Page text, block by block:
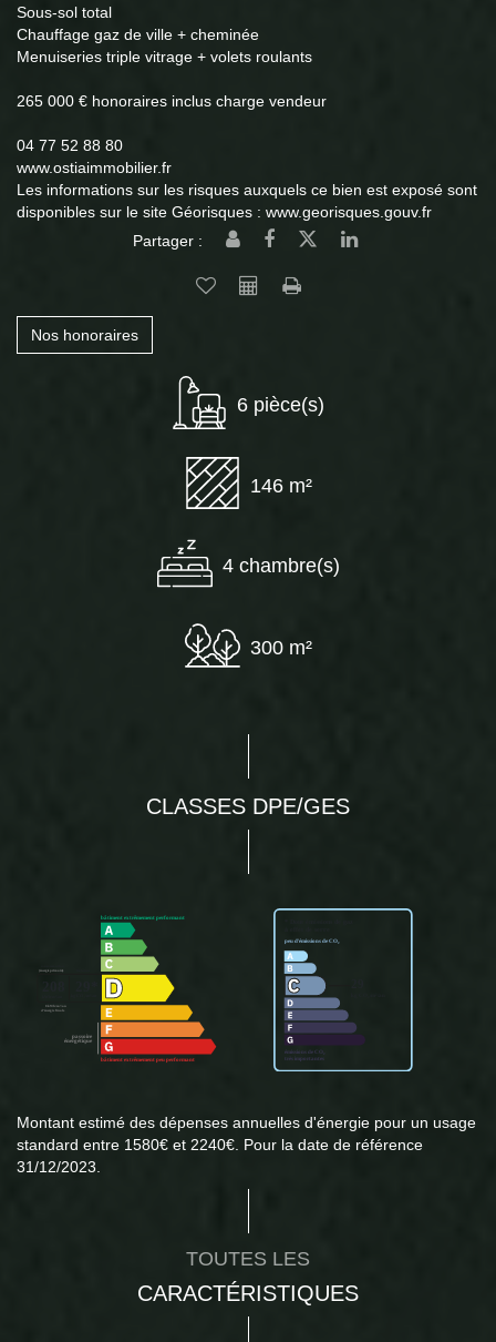
Sous-sol total
Chauffage gaz de ville + cheminée
Menuiseries triple vitrage + volets roulants
265 000 € honoraires inclus charge vendeur
04 77 52 88 80
www.ostiaimmobilier.fr
Les informations sur les risques auxquels ce bien est exposé sont
disponibles sur le site Géorisques : www.georisques.gouv.fr
Partager :
Nos honoraires
6 pièce(s)
146 m²
4 chambre(s)
300 m²
CLASSES DPE/GES
Montant estimé des dépenses annuelles d'énergie pour un usage
standard entre 1580€ et 2240€. Pour la date de référence
31/12/2023.
TOUTES LES
CARACTÉRISTIQUES